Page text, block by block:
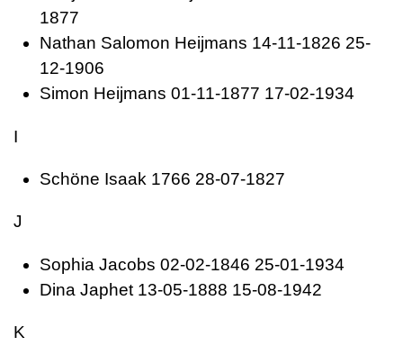
1877
Nathan Salomon Heijmans 14-11-1826 25-
12-1906
Simon Heijmans 01-11-1877 17-02-1934
I
Schöne Isaak 1766 28-07-1827
J
Sophia Jacobs 02-02-1846 25-01-1934
Dina Japhet 13-05-1888 15-08-1942
K